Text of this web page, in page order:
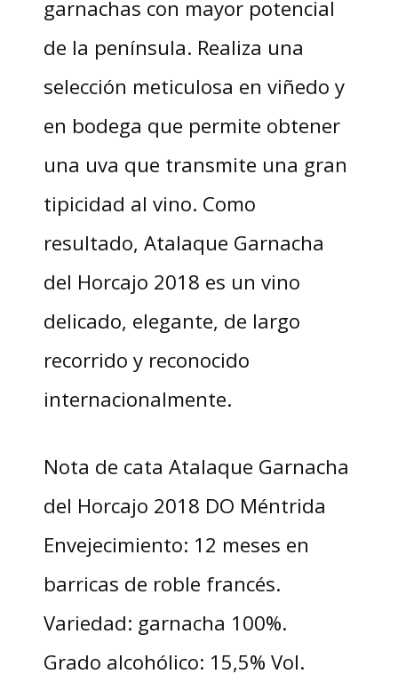
garnachas con mayor potencial
de la península. Realiza una
selección meticulosa en viñedo y
en bodega que permite obtener
una uva que transmite una gran
tipicidad al vino. Como
resultado, Atalaque Garnacha
del Horcajo 2018 es un vino
delicado, elegante, de largo
recorrido y reconocido
internacionalmente.
Nota de cata Atalaque Garnacha
del Horcajo 2018 DO Méntrida
Envejecimiento: 12 meses en
barricas de roble francés.
Variedad: garnacha 100%.
Grado alcohólico: 15,5% Vol.